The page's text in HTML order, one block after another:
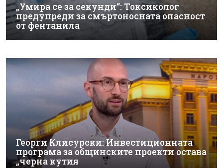
„Умира се за секунди“: Токсиколог
предупреди за смъртоносната опасност
от фентанила
Георги Клисурски: Инвестиционната
програма за общинските проекти остава
„черна кутия